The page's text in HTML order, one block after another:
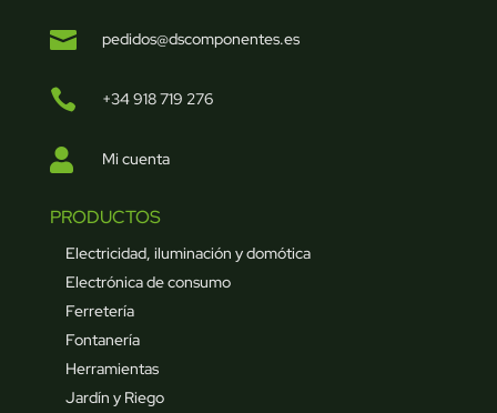
 pedidos@dscomponentes.es
 +34 918 719 276
 Mi cuenta
PRODUCTOS
Electricidad, iluminación y domótica
Electrónica de consumo
Ferretería
Fontanería
Herramientas
Jardín y Riego